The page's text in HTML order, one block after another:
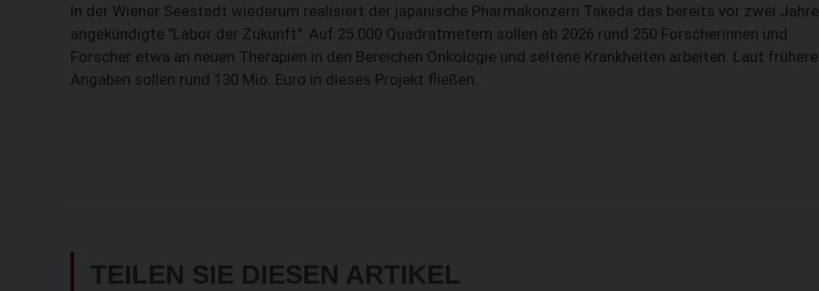
In der Wiener Seestadt wiederum realisiert der japanische Pharmakonzern Takeda das bereits vor zwei
angekündigte "Labor der Zukunft". Auf 25.000 Quadratmetern sollen ab 2026 rund 250 Forscherinnen und
Forscher etwa an neuen Therapien in den Bereichen Onkologie und seltene Krankheiten arbeiten. Laut
Angaben sollen rund 130 Mio. Euro in dieses Projekt fließen.
TEILEN SIE DIESEN ARTIKEL